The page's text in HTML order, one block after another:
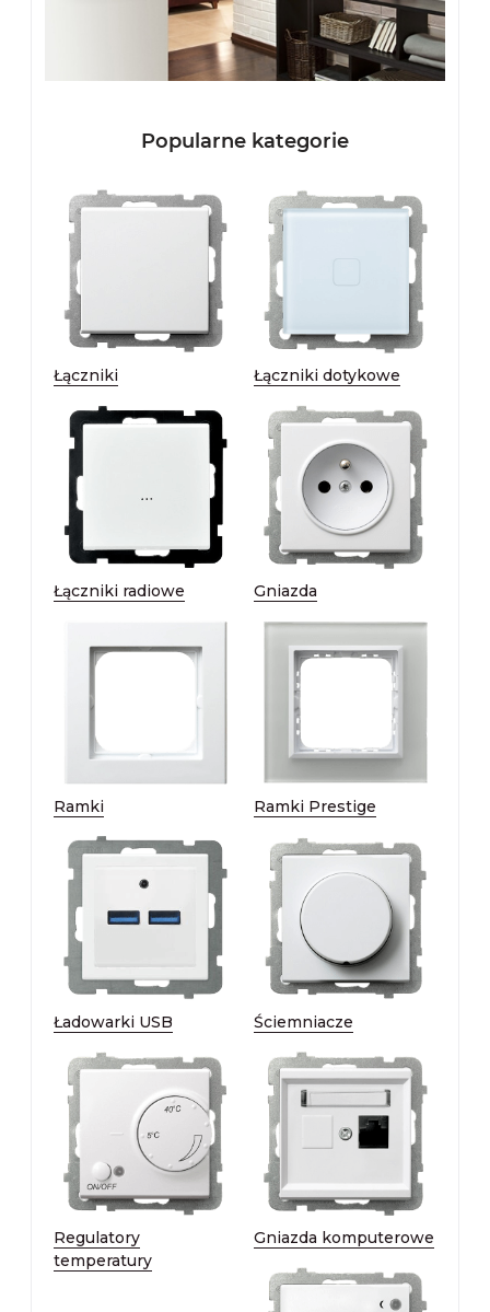
Popularne kategorie
Łączniki Łączniki dotykowe
Łączniki radiowe Gniazda
Ramki Ramki Prestige
Ładowarki USB Ściemniacze
Regulatory
temperatury
Gniazda komputerowe